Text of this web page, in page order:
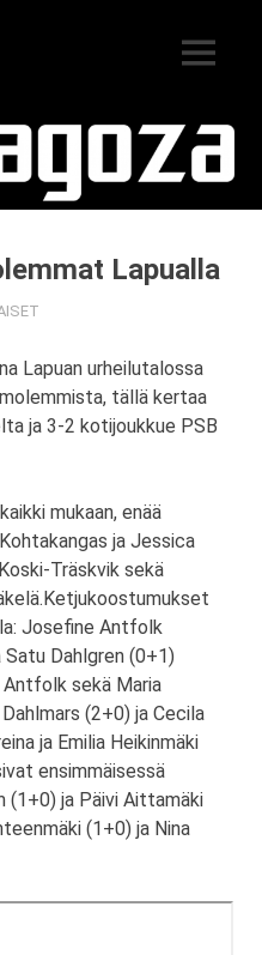
MENU
Lapualla
Lapuan urheilutalossa
tällä kertaa
ja 3-2 kotijoukkue PSB
mukaan, enää
ja Jessica
Träskvik sekä
Josefine Antfolk
Dahlgren (0+1)
Antfolk sekä Maria
(2+0) ja Cecila
ja Emilia Heikinmäki
ensimmäisessä
(1+0) ja Päivi Aittamäki
(1+0) ja Nina